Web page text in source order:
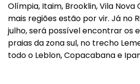
Olímpia, Itaim, Brooklin, Vila Nova
mais regiões estão por vir. Já no
julho, será possível encontrar os
praias da zona sul, no trecho
todo o Leblon, Copacabana e